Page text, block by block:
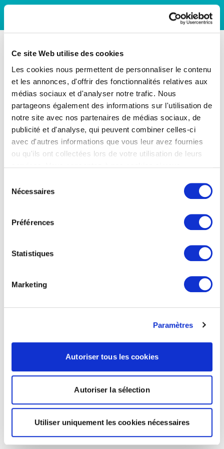
Ce site Web utilise des cookies
Les cookies nous permettent de personnaliser le contenu
et les annonces, d'offrir des fonctionnalités relatives aux
médias sociaux et d'analyser notre trafic. Nous
partageons également des informations sur l'utilisation de
notre site avec nos partenaires de médias sociaux, de
publicité et d'analyse, qui peuvent combiner celles-ci
avec d'autres informations que vous leur avez fournies
ou qu'ils ont collectées lors de votre utilisation de leurs
Nécessaires
Préférences
Statistiques
Marketing
Paramètres
Autoriser tous les cookies
Autoriser la sélection
Utiliser uniquement les cookies nécessaires